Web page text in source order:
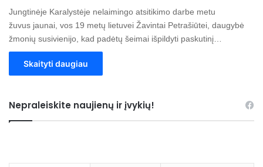
Jungtinėje Karalystėje nelaimingo atsitikimo darbe metu
žuvus jaunai, vos 19 metų lietuvei Žavintai Petrašiūtei, daugybė
žmonių susivienijo, kad padėtų šeimai išpildyti paskutinį…
Skaityti daugiau
Nepraleiskite naujienų ir įvykių!